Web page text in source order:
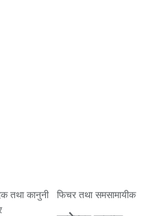
तथा कानुनी
फिचर तथा समसामायीक